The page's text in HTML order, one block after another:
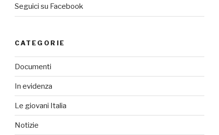
Seguici su Facebook
CATEGORIE
Documenti
In evidenza
Le giovani Italia
Notizie